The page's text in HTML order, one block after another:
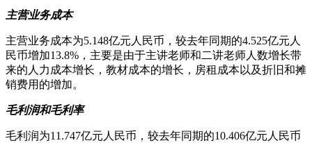
主营业务成本
主营业务成本为5.148亿元人民币，较去年同期的4.525亿元人
民币增加13.8%，主要是由于主讲老师和二讲老师人数增长带
来的人力成本增长，教材成本的增长，房租成本以及折旧和摊
销费用的增加。
毛利润和毛利率
毛利润为11.747亿元人民币，较去年同期的10.406亿元人民币